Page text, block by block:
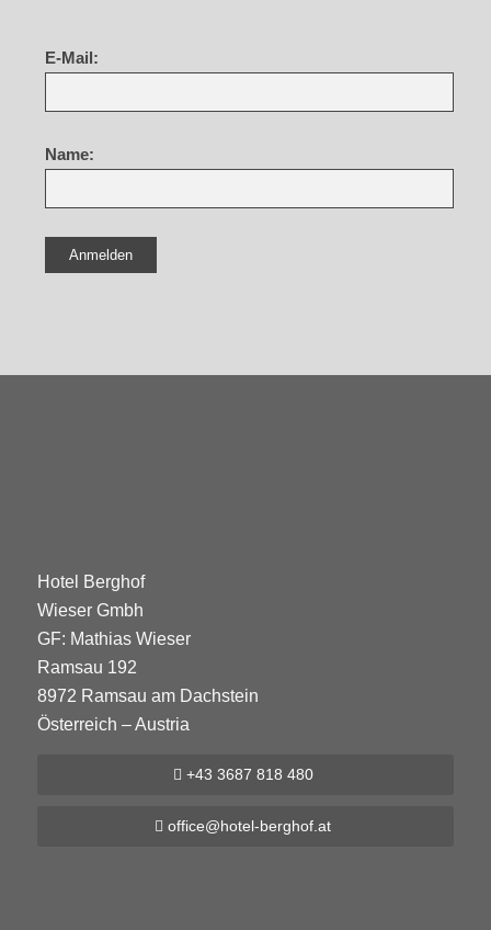
E-Mail:
Name:
Hotel Berghof
Wieser Gmbh
GF: Mathias Wieser
Ramsau 192
8972 Ramsau am Dachstein
Österreich – Austria
+43 3687 818 480
office@hotel-berghof.at